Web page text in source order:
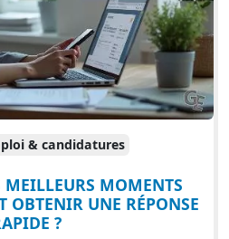
& candidatures
MEILLEURS MOMENTS
OBTENIR UNE RÉPONSE
?